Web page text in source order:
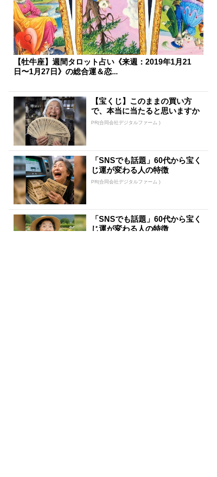
【牡牛座】週間タロット占い《来週：2019年1月21
日〜1月27日》の総合運＆恋...
【宝くじ】このままの買い方
で、本当に当たると思いますか
PR(合同会社デジタルファーム )
「SNSでも話題」60代から宝く
じ運が変わる人の特徴
PR(合同会社デジタルファーム )
「SNSでも話題」60代から宝く
じ運が変わる人の特徴